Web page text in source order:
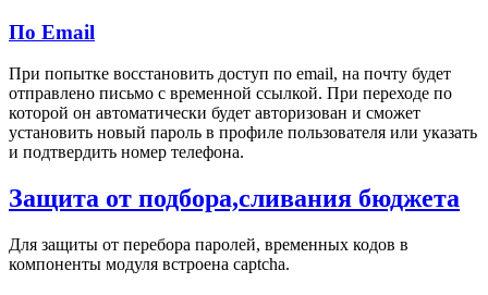
По Email
При попытке восстановить доступ по email, на почту будет
отправлено письмо с временной ссылкой. При переходе по
которой он автоматически будет авторизован и сможет
установить новый пароль в профиле пользователя или указать
и подтвердить номер телефона.
Защита от подбора,сливания бюджета
Для защиты от перебора паролей, временных кодов в
компоненты модуля встроена captcha.